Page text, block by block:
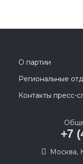
О партии
Региональные
Контакты пресс-
+7
Москва,